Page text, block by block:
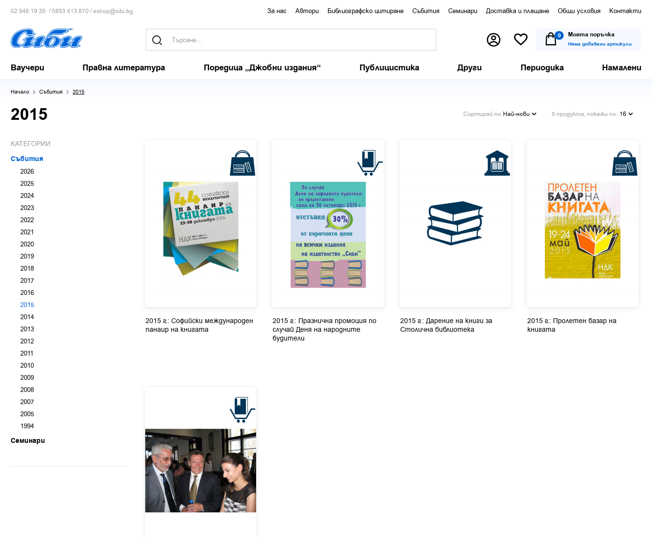
02 946 19 39 /0893 413 870 /eshop@sibi.bg За нас Автори Библиографско цитиране Събития Семинари Доставка и плащане Общи условия Контакти
0 Моята поръчка
Няма добавени артикули
Ваучери Правна литература Поредица „Джобни издания“ Публицистика Други Периодика Намалени
Начало Събития 2015
2015
КАТЕГОРИИ
Събития
2026
2025
2024
2023
2022
2021
2020
2019
2018
2017
2016
2015
2014
2013
2012
2011
2010
2009
2008
2007
2005
1994
Семинари
Сортирай по Най-нови 5 продукта, покажи по: 16
2015 г.: Софийски международен
панаир на книгата
2015 г.: Празнична промоция по
случай Деня на народните
будители
2015 г.: Дарение на книги за
Столична библиотека
2015 г.: Пролетен базар на
книгата